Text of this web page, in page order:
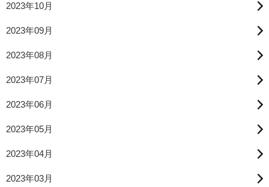
2023年10月
2023年09月
2023年08月
2023年07月
2023年06月
2023年05月
2023年04月
2023年03月